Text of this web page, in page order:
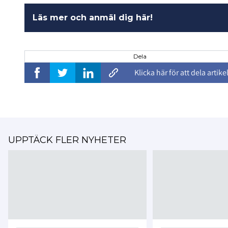
Läs mer och anmäl dig här!
Dela
Klicka här för att dela
UPPTÄCK FLER NYHETER